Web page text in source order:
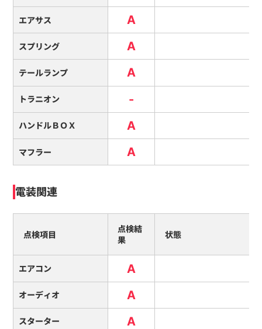
エアサス A
スプリング A
テールランプ A
トラニオン -
ハンドルＢＯＸ A
マフラー A
電装関連
点検項目
点検結
果
状態
エアコン A
オーディオ A
スターター A